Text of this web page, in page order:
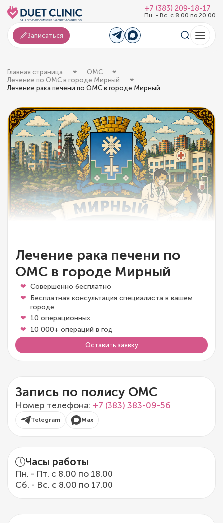
+7 (383) 209-18-17
Пн. - Вс. с 8.00 по 20.00
Записаться
Главная страница
ОМС
Лечение по ОМС в городе Мирный
Лечение рака печени по ОМС в городе Мирный
Лечение рака печени по
ОМС в городе Мирный
Совершенно бесплатно
Бесплатная консультация специалиста в вашем
городе
10 операционных
10 000+ операций в год
Оставить заявку
Запись по полису ОМС
Номер телефона: +7 (383) 383-09-56
Telegram Max
Часы работы
Пн. - Пт. с 8.00 по 18.00
Сб. - Вс. с 8.00 по 17.00